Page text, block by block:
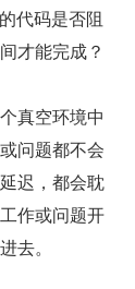
代码是否阻
才能完成？
真空环境中
问题都不会
迟，都会耽
作或问题开
去。